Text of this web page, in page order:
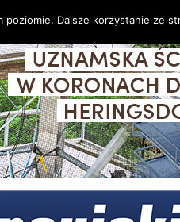
Dalsze korzystanie ze